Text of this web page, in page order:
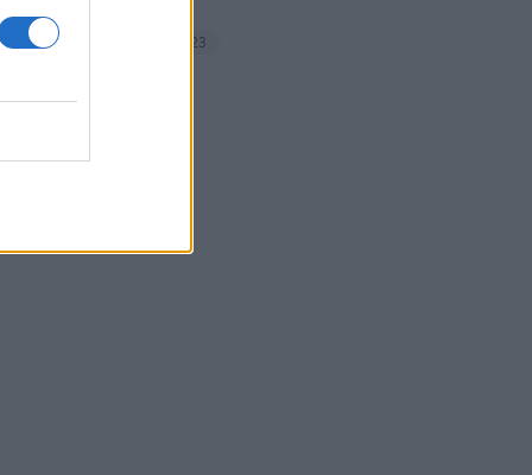
14:27 - 15 Σεπτεμβρίου 2023